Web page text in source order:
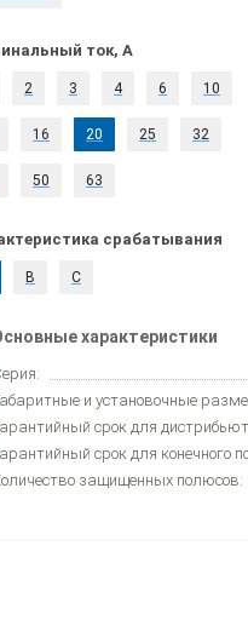
ток, А
2 3 4 6 10
16 20 25 32
50 63
срабатывания
B C
характеристики
и установочные
срок для
срок для конечного
защищенных полюсов: